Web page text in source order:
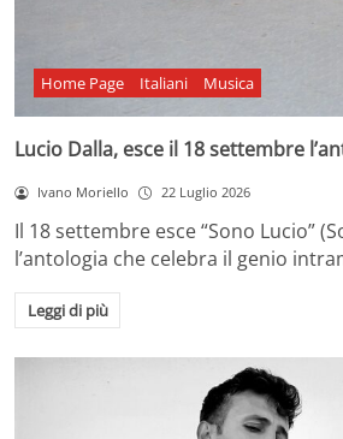
Home Page Italiani Musica
Lucio Dalla, esce il 18 settembre
Ivano Moriello 22 Luglio 2026
Il 18 settembre esce “Sono Lucio”
l’antologia che celebra il genio
Leggi di più